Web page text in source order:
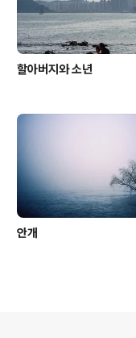
할아버지와 소년
안개